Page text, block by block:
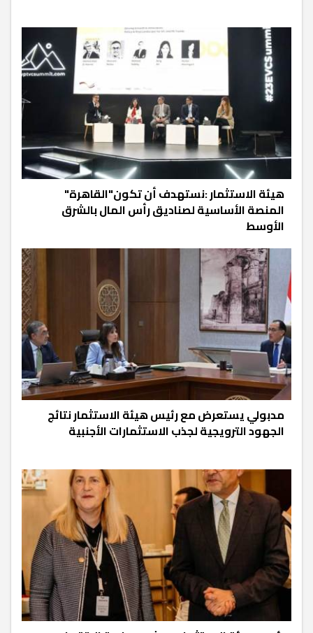
هيئة الاستثمار :نستهدف أن تكون"القاهرة"
المنصة الأساسية لصناديق رأس المال بالشرق
الأوسط
مدبولي يستعرض مع رئيس هيئة الاستثمار نتائج
الجهود الترويجية لجذب الاستثمارات الأجنبية